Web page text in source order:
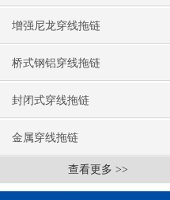
增强尼龙穿线拖链
桥式钢铝穿线拖链
封闭式穿线拖链
金属穿线拖链
查看更多 >>